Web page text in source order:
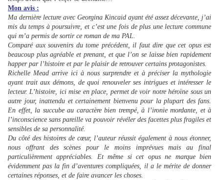
Mon avis :
Ma dernière lecture avec Georgina Kincaid ayant été assez décevante, j’ai
mis du temps à poursuivre, et c’est une fois de plus une lecture commune
qui m’a permis de sortir ce roman de ma PAL.
Comparé aux souvenirs du tome précédent, il faut dire que cet opus est
beaucoup plus agréable et prenant, et que l’on se laisse bien rapidement
happer par l’histoire et par le plaisir de retrouver certains protagonistes.
Richelle Mead arrive ici à nous surprendre et à préciser la mythologie
ayant trait aux démons, de quoi renouveler ses intrigues et intéresser le
lecteur. L’histoire, ici mise en place, permet de voir notre héroïne sous un
autre jour, inattendu et certainement bienvenu pour la plupart des fans.
En effet, la succube au caractère bien trempé, à l’ironie mordante, et à
l’inconscience sans pareille va pouvoir révéler des facettes plus fragiles et
sensibles de sa personnalité.
Du côté des histoires de cœur, l’auteur réussit également à nous étonner,
nous offrant des scènes pour le moins imprévues mais au final
particulièrement appréciables. Et même si cet opus ne marque bien
évidemment pas la fin d’aventures compliquées, il a le mérite de donner
certaines réponses, et de faire avancer les choses.